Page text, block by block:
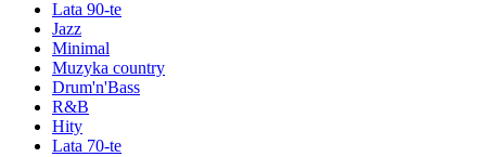
Lata 90-te
Jazz
Minimal
Muzyka country
Drum'n'Bass
R&B
Hity
Lata 70-te